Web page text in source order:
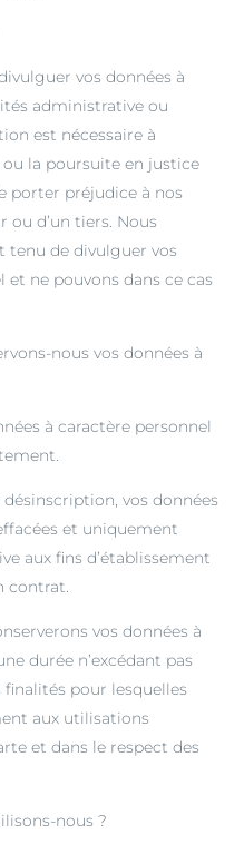
vos données à
administrative ou
est nécessaire à
la poursuite en justice
porter préjudice à nos
d’un tiers. Nous
tenu de divulguer vos
et ne pouvons dans ce cas
nous vos données à
à caractère personnel
vos données
et uniquement
aux fins d’établissement
contrat.
vos données à
durée n’excédant pas
finalités pour lesquelles
aux utilisations
et dans le respect des
nous ?